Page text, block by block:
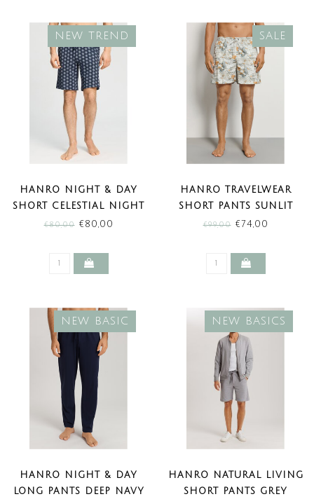
NEW TREND
HANRO NIGHT & DAY
SHORT CELESTIAL NIGHT
(NEW TREND)
€80,00€80,00
SALE
HANRO TRAVELWEAR
SHORT PANTS SUNLIT
PETALS (SALE)
€99,00€74,00
NEW BASIC
HANRO NIGHT & DAY
LONG PANTS DEEP NAVY
NEW BASICS
HANRO NATURAL LIVING
SHORT PANTS GREY